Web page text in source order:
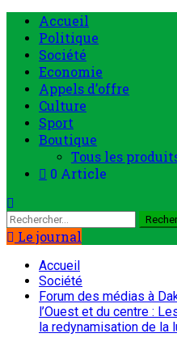
Menu
principal
Accueil
Politique
Société
Economie
Appels d’offre
Culture
Sport
Boutique
Tous les
0 Article
Rechercher :
Le journal
Accueil
Société
Forum des médias à
l’Ouest et du centre :
la redynamisation de la